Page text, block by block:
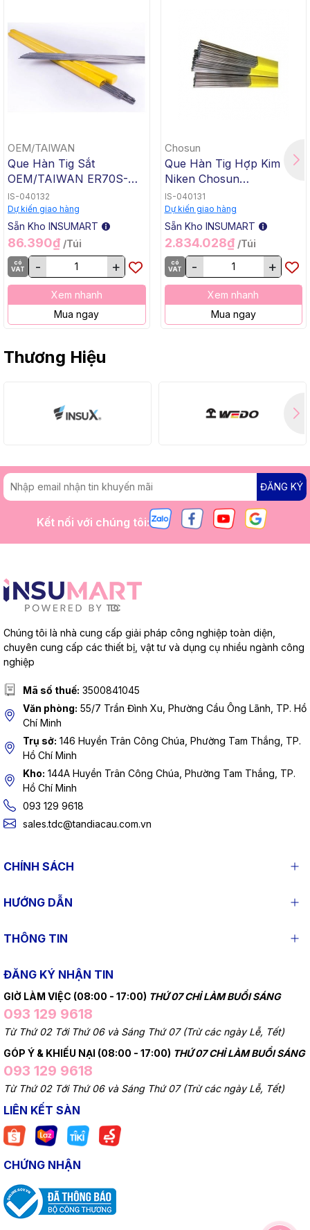
OEM/TAIWAN
Que Hàn Tig Sắt
OEM/TAIWAN ER70S-G
TG-50, 1.6x1000mm, 5 Kg
/ Hộp, 20 Kg / Thùng
IS-040132
Dự kiến giao hàng
Sẵn Kho INSUMART
86.390₫ /Túi
có
VAT
- +
Xem nhanh
Mua ngay
Chosun
Que Hàn Tig Hợp Kim
Niken Chosun
ERNiCrMo-3 TGC-625,
2.4x1000mm, 5 Kg / Hộp,
20 Kg / Thùng
IS-040131
Dự kiến giao hàng
Sẵn Kho INSUMART
2.834.028₫ /Túi
có
VAT
- +
Xem nhanh
Mua ngay
Thương Hiệu
ĐĂNG KÝ
Kết nối với chúng tôi:
Chúng tôi là nhà cung cấp giải pháp công nghiệp toàn diện,
chuyên cung cấp các thiết bị, vật tư và dụng cụ nhiều ngành công
nghiệp
Mã số thuế: 3500841045
Văn phòng: 55/7 Trần Đình Xu, Phường Cầu Ông Lãnh, TP. Hồ
Chí Minh
Trụ sở: 146 Huyền Trân Công Chúa, Phường Tam Thắng, TP.
Hồ Chí Minh
Kho: 144A Huyền Trân Công Chúa, Phường Tam Thắng, TP.
Hồ Chí Minh
093 129 9618
sales.tdc@tandiacau.com.vn
CHÍNH SÁCH
HƯỚNG DẪN
THÔNG TIN
ĐĂNG KÝ NHẬN TIN
GIỜ LÀM VIỆC (08:00 - 17:00) THỨ 07 CHỈ LÀM BUỔI SÁNG
093 129 9618
Từ Thứ 02 Tới Thứ 06 và Sáng Thứ 07 (Trừ các ngày Lễ, Tết)
GÓP Ý & KHIẾU NẠI (08:00 - 17:00) THỨ 07 CHỈ LÀM BUỔI SÁNG
093 129 9618
Từ Thứ 02 Tới Thứ 06 và Sáng Thứ 07 (Trừ các ngày Lễ, Tết)
LIÊN KẾT SÀN
CHỨNG NHẬN